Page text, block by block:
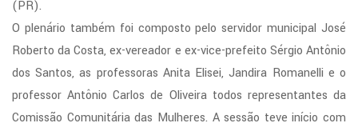
(PR).
O plenário também foi composto pelo servidor municipal José
Roberto da Costa, ex-vereador e ex-vice-prefeito Sérgio Antônio
dos Santos, as professoras Anita Elisei, Jandira Romanelli e o
professor Antônio Carlos de Oliveira todos representantes da
Comissão Comunitária das Mulheres. A sessão teve início com